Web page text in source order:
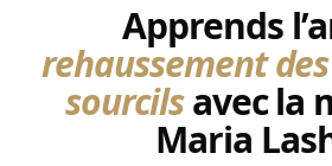
Apprends
rehaussement
sourcilsavec la
Maria